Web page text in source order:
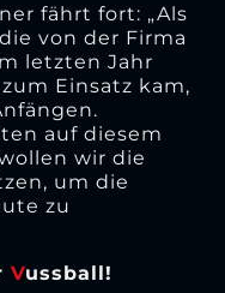
fährt fort: „Als
von der Firma
letzten Jahr
Einsatz kam,
auf diesem
wir die
um die
zu
Vussball!